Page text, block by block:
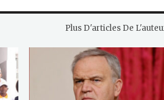
Plus D'articles De